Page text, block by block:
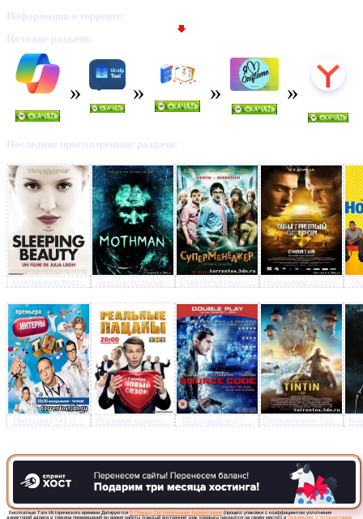
Предлагаем скачать
Транзит (2012) HDRip»
Информация о торренте:
Похожие раздачи:
Последние просмотренные раздачи:
Спящая красавиц... Человек-мотылек... Суперменеджер, ... Обитаемый остро...
Интерны [74] (2... Реальные пацаны... Исходный код / ... Приключения Тин...